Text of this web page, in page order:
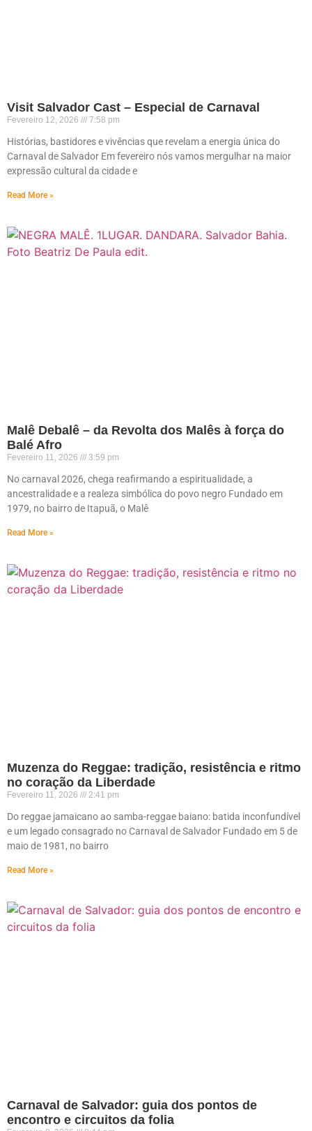
Visit Salvador Cast – Especial de Carnaval
Fevereiro 12, 2026 7:58 pm
Histórias, bastidores e vivências que revelam a energia única do
Carnaval de Salvador Em fevereiro nós vamos mergulhar na maior
expressão cultural da cidade e
Read More »
Malê Debalê – da Revolta dos Malês à força do
Balé Afro
Fevereiro 11, 2026 3:59 pm
No carnaval 2026, chega reafirmando a espiritualidade, a
ancestralidade e a realeza simbólica do povo negro Fundado em
1979, no bairro de Itapuã, o Malê
Read More »
Muzenza do Reggae: tradição, resistência e ritmo
no coração da Liberdade
Fevereiro 11, 2026 2:41 pm
Do reggae jamaicano ao samba-reggae baiano: batida inconfundível
e um legado consagrado no Carnaval de Salvador Fundado em 5 de
maio de 1981, no bairro
Read More »
Carnaval de Salvador: guia dos pontos de
encontro e circuitos da folia